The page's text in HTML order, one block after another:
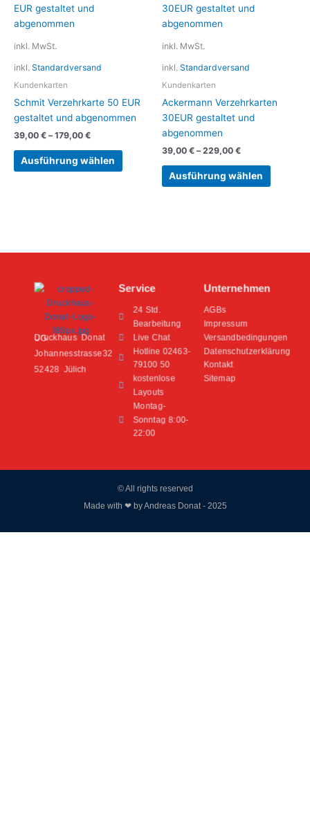
inkl. MwSt.
inkl. Standardversand
Kundenkarten
Schmit Verzehrkarte 50 EUR
gestaltet und abgenommen
39,00 € –179,00 €
Ausführung wählen
Optionen
können
gewählt
inkl. MwSt.
inkl. Standardversand
Kundenkarten
Ackermann Verzehrkarten
30EUR gestaltet und
abgenommen
39,00 € –229,00 €
Ausführung wählen
Optionen
werden
Service
24 Std.
Bearbeitung
Live Chat
Hotline 02463-
79100 50
kostenlose
Layouts
Montag-
Sonntag 8:00-
22:00
Unternehmen
AGBs
Impressum
Versandbedingungen
Datenschutzerklärung
Kontakt
Sitemap
Druckhaus Donat UG
Johannesstrasse32
52428 Jülich
© All rights reserved
Made with ❤ by Andreas Donat - 2025